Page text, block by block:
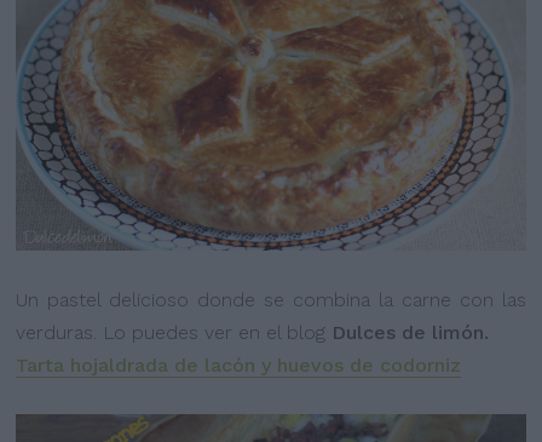
Un pastel delicioso donde se combina la carne con las
verduras. Lo puedes ver en el blog Dulces de limón.
Tarta hojaldrada de lacón y huevos de codorniz